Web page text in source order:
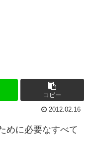
コピー
2012.02.16
めに必要なすべて